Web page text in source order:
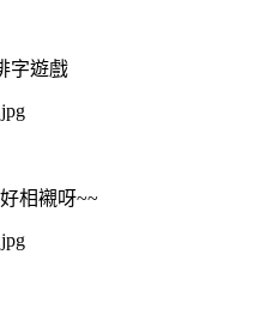
字遊戲
相襯呀~~